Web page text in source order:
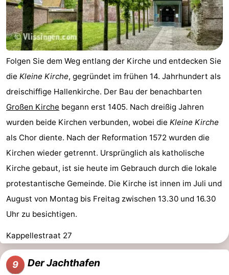
Folgen Sie dem Weg entlang der Kirche und entdecken Sie
die Kleine Kirche, gegründet im frühen 14. Jahrhundert als
dreischiffige Hallenkirche. Der Bau der benachbarten
Großen Kirche begann erst 1405. Nach dreißig Jahren
wurden beide Kirchen verbunden, wobei die Kleine Kirche
als Chor diente. Nach der Reformation 1572 wurden die
Kirchen wieder getrennt. Ursprünglich als katholische
Kirche gebaut, ist sie heute im Gebrauch durch die lokale
protestantische Gemeinde. Die Kirche ist innen im Juli und
August von Montag bis Freitag zwischen 13.30 und 16.30
Uhr zu besichtigen.
Kappellestraat 27
9 Der Jachthafen